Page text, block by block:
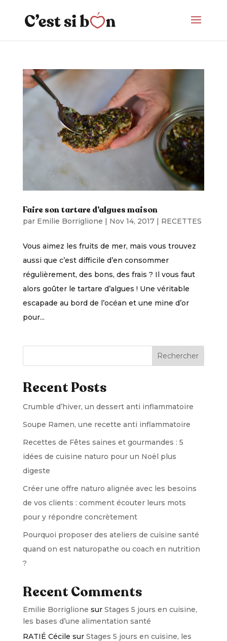
Faire son tartare d’algues maison
par Emilie Borriglione | Nov 14, 2017| RECETTES
Vous aimez les fruits de mer, mais vous trouvez
aussi que c’est difficile d’en consommer
régulièrement, des bons, des frais ? Il vous faut
alors goûter le tartare d’algues ! Une véritable
escapade au bord de l’océan et une mine d’or
pour...
Rechercher
Recent Posts
Crumble d’hiver, un dessert anti inflammatoire
Soupe Ramen, une recette anti inflammatoire
Recettes de Fêtes saines et gourmandes : 5
idées de cuisine naturo pour un Noël plus
digeste
Créer une offre naturo alignée avec les besoins
de vos clients : comment écouter leurs mots
pour y répondre concrètement
Pourquoi proposer des ateliers de cuisine santé
quand on est naturopathe ou coach en nutrition
?
Recent Comments
Emilie Borriglione sur Stages 5 jours en cuisine,
les bases d’une alimentation santé
RATIÉ Cécile sur Stages 5 jours en cuisine, les